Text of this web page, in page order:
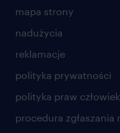
mapa strony
nadużycia
reklamacje
polityka prywatności
polityka praw
procedura zgłaszania